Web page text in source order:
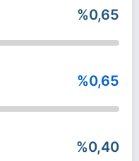
%0,65
%0,65
%0,40